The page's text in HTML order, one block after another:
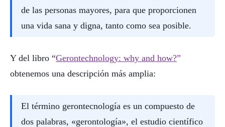
de las personas mayores, para que proporcionen
una vida sana y digna, tanto como sea posible.
Y del libro “Gerontechnology: why and how?”
obtenemos una descripción más amplia:
El término gerontecnología es un compuesto de
dos palabras, «gerontología», el estudio científico